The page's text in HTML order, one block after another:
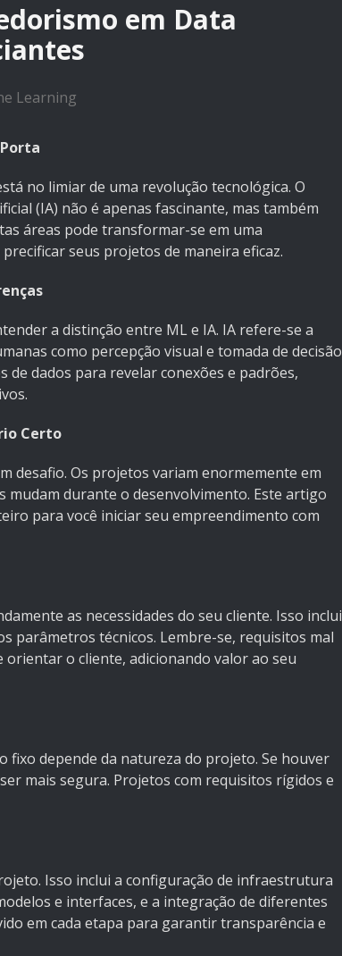
em Data
Learning
no limiar de uma revolução tecnológica. O
(IA) não é apenas fascinante, mas também
áreas pode transformar-se em uma
seus projetos de maneira eficaz.
a distinção entre ML e IA. IA refere-se a
como percepção visual e tomada de
dados para revelar conexões e padrões,
Certo
desafio. Os projetos variam enormemente em
mudam durante o desenvolvimento. Este artigo
para você iniciar seu empreendimento com
as necessidades do seu cliente. Isso inclui
parâmetros técnicos. Lembre-se, requisitos mal
o cliente, adicionando valor ao seu
depende da natureza do projeto. Se houver
mais segura. Projetos com requisitos rígidos e
Isso inclui a configuração de infraestrutura
e interfaces, e a integração de diferentes
em cada etapa para garantir transparência e